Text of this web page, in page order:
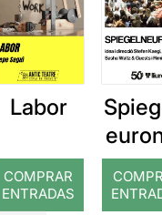
Labor
COMPRAR
ENTRADAS